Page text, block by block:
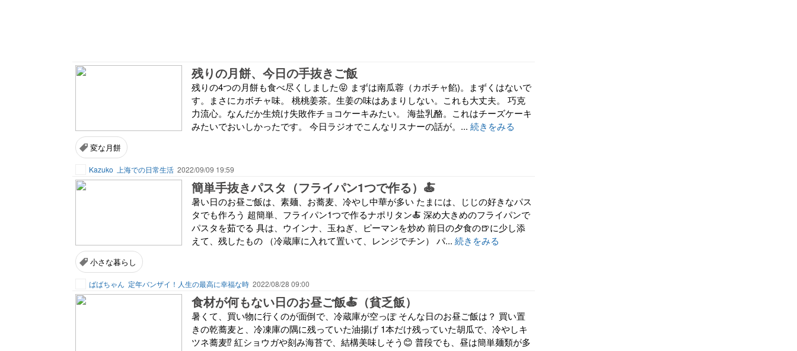
残りの月餅、今日の手抜きご飯
残りの4つの月餅も食べ尽くしました😝 まずは南瓜蓉（カボチャ餡)。まずくはないで
す。まさにカボチャ味。 桃桃姜茶。生姜の味はあまりしない。これも大丈夫。 巧克
力流心。なんだか生焼け失敗作チョコケーキみたい。 海盐乳酪。これはチーズケーキ
みたいでおいしかったです。 今日ラジオでこんなリスナーの話が。... 続きをみる
変な月餅
Kazuko 上海での日常生活 2022/09/09 19:59
簡単手抜きパスタ（フライパン1つで作る）🍝
暑い日のお昼ご飯は、素麺、お蕎麦、冷やし中華が多い たまには、じじの好きなパス
タでも作ろう 超簡単、フライパン1つで作るナポリタン🍝 深め大きめのフライパンで
パスタを茹でる 具は、ウインナ、玉ねぎ、ピーマンを炒め 前日の夕食の🍺に少し添
えて、残したもの （冷蔵庫に入れて置いて、レンジでチン） パ... 続きをみる
小さな暮らし
ばばちゃん 定年バンザイ！人生の最高に幸福な時 2022/08/28 09:00
食材が何もない日のお昼ご飯🍝（貧乏飯）
暑くて、買い物に行くのが面倒で、冷蔵庫が空っぽ そんな日のお昼ご飯は？ 買い置
きの乾蕎麦と、冷凍庫の隅に残っていた油揚げ 1本だけ残っていた胡瓜で、冷やしキ
ツネ蕎麦⁉ 紅ショウガや刻み海苔で、結構美味しそう😊 普段でも、昼は簡単麺類が多